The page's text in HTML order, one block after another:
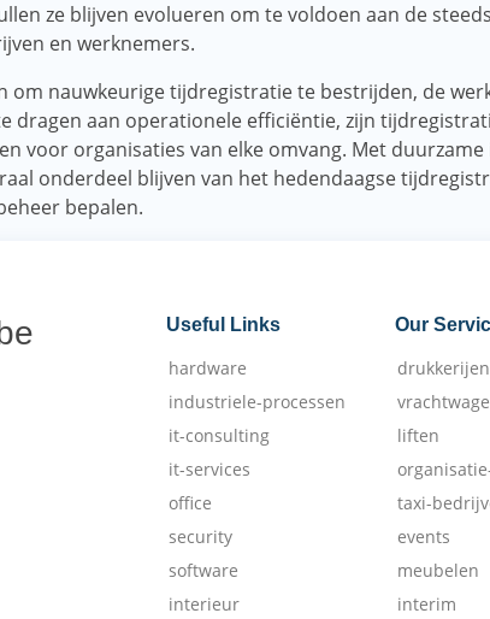
ze blijven evolueren om te voldoen aan de
en werknemers.
om nauwkeurige tijdregistratie te bestrijden, de
dragen aan operationele efficiëntie, zijn
voor organisaties van elke omvang. Met duurzame
onderdeel blijven van het hedendaagse
bepalen.
Useful Links
hardware
industriele-processen
it-consulting
it-services
office
security
software
interieur
Our
drukkerijen
liften
taxi-
events
meubelen
interim